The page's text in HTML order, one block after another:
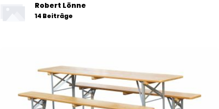
Robert Lönne
14 Beiträge